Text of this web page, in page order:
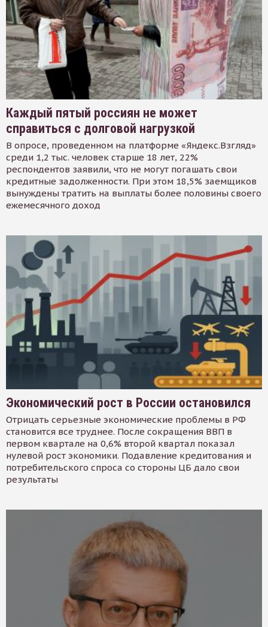
Каждый пятый россиян не может
справиться с долговой нагрузкой
В опросе, проведенном на платформе «Яндекс.Взгляд»
среди 1,2 тыс. человек старше 18 лет, 22%
респондентов заявили, что не могут погашать свои
кредитные задолженности. При этом 18,5% заемщиков
вынуждены тратить на выплаты более половины своего
ежемесячного доход
Экономический рост в России остановился
Отрицать серьезные экономические проблемы в РФ
становится все труднее. После сокращения ВВП в
первом квартале на 0,6% второй квартал показал
нулевой рост экономики. Подавление кредитования и
потребительского спроса со стороны ЦБ дало свои
результаты